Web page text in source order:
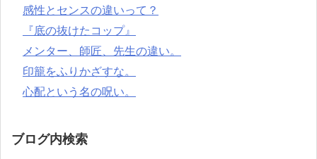
感性とセンスの違いって？
『底の抜けたコップ』
メンター、師匠、先生の違い。
印籠をふりかざすな。
心配という名の呪い。
ブログ内検索